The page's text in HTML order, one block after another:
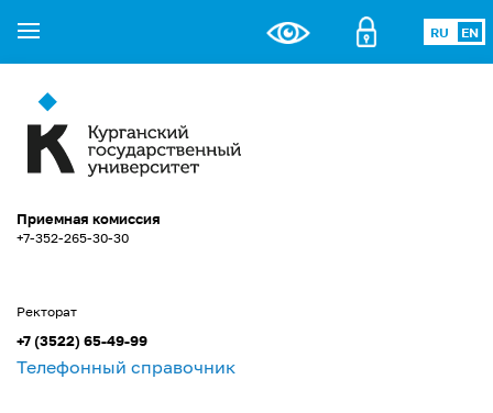
RU EN
Приемная комиссия
+7-352-265-30-30
Ректорат
+7 (3522) 65-49-99
Телефонный справочник